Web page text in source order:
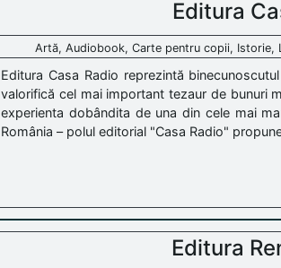
Editura
Artă, Audiobook, Carte pentru copii, Istorie,
Editura Casa Radio reprezintă
valorifică cel mai important tezaur de bunuri
experienta dobândita de una din cele mai
România – polul editorial "Casa Radio"
Editura